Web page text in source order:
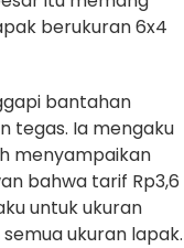
berukuran 6x4
bantahan
tegas. Ia mengaku
menyampaikan
bahwa tarif Rp3,6
untuk ukuran
ukuran lapak.